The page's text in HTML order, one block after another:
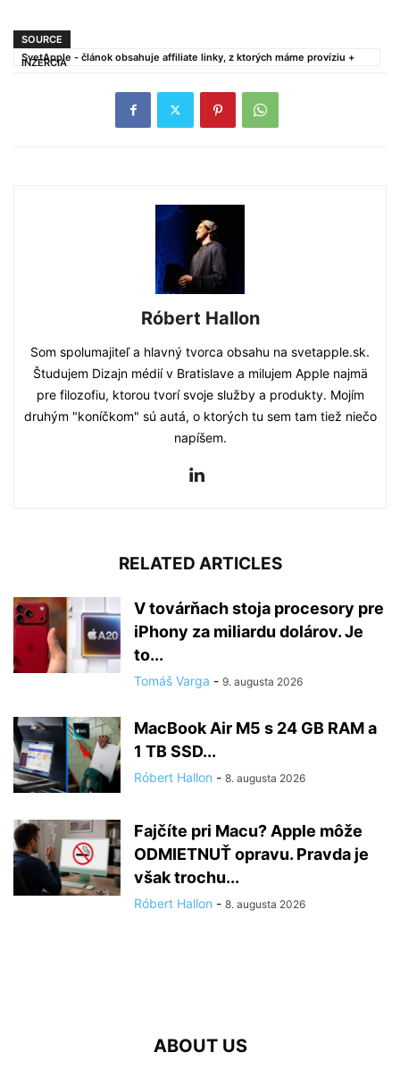
SOURCE
SvetApple - článok obsahuje affiliate linky, z ktorých máme províziu +
INZERCIA
Róbert Hallon
Som spolumajiteľ a hlavný tvorca obsahu na svetapple.sk.
Študujem Dizajn médií v Bratislave a milujem Apple najmä
pre filozofiu, ktorou tvorí svoje služby a produkty. Mojím
druhým "koníčkom" sú autá, o ktorých tu sem tam tiež niečo
napíšem.
RELATED ARTICLES
V továrňach stoja procesory pre
iPhony za miliardu dolárov. Je
to...
Tomáš Varga - 9. augusta 2026
MacBook Air M5 s 24 GB RAM a
1 TB SSD...
Róbert Hallon - 8. augusta 2026
Fajčíte pri Macu? Apple môže
ODMIETNUŤ opravu. Pravda je
však trochu...
Róbert Hallon - 8. augusta 2026
ABOUT US